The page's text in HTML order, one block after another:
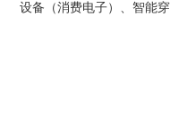
设备（消费电子）、智能